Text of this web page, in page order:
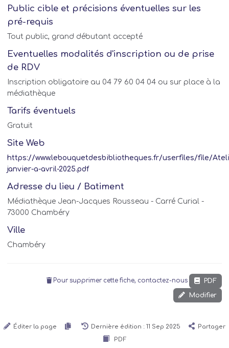
Public cible et précisions éventuelles sur les
pré-requis
Tout public, grand débutant accepté
Eventuelles modalités d'inscription ou de prise
de RDV
Inscription obligatoire au 04 79 60 04 04 ou sur place à la
médiathèque
Tarifs éventuels
Gratuit
Site Web
https://www.lebouquetdesbibliotheques.fr/userfiles/file/
janvier-a-avril-2025.pdf
Adresse du lieu / Batiment
Médiathèque Jean-Jacques Rousseau - Carré Curial -
73000 Chambéry
Ville
Chambéry
Pour supprimer cette fiche, contactez-nous
PDF
Modifier
Éditer la page Dernière édition : 11 Sep 2025
Partager
PDF